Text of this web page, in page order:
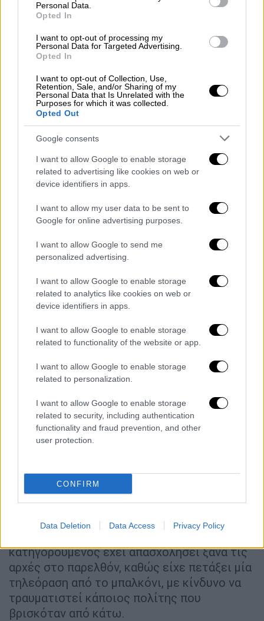
Personal Data.
Opted In
I want to opt-out of processing my
Personal Data for Targeted Advertising.
Opted In
I want to opt-out of Collection, Use,
Retention, Sale, and/or Sharing of my
Personal Data that Is Unrelated with the
Purposes for which it was collected.
Opted Out
Google consents
I want to allow Google to enable storage
related to advertising like cookies on web or
device identifiers in apps.
I want to allow my user data to be sent to
Google for online advertising purposes.
I want to allow Google to send me
personalized advertising.
I want to allow Google to enable storage
related to analytics like cookies on web or
device identifiers in apps.
I want to allow Google to enable storage
related to functionality of the website or app.
I want to allow Google to enable storage
related to personalization.
I want to allow Google to enable storage
related to security, including authentication
functionality and fraud prevention, and other
user protection.
CONFIRM
Data Deletion Data Access Privacy Policy
ώρα που το θύμα έβγαινε από το διαμέρισμά
του. Ο κατηγορούμενος αντιλήφθηκε τον
γείτονά του την ώρα που κατευθυνόταν προς
την έξοδο της πολυκατοικίας, άρπαξε μία
Όπως ανέφερε το θύμα στο δικαστήριο, ο
58χρονος του κατάφερε χτύπημα στο σώμα
του από το οποίο όμως δεν τραυματίστηκε
καθώς φορούσε ένα χοντρό
. Ο
ίδιος συνέχισε λέγοντας πως, μετά το
περιστατικό ο κατηγορούμενος επέστρεψε
στο διαμέρισμά του, γδύθηκε, βγήκε στο
μπαλκόνι και άρχισε να βρίζει, να φτύνει και
να βρέχει περαστικούς με το λάστιχο
Γείτονας των δύο διαδίκων κατέθεσε
Πλημμελειοδικείου Βόλουπως ολόκληρη η
γειτονιά αντιμετωπίζει προβλήματα με τον
58χρονος κάθεται όλη την ημέρα στο
μπαλκόνι με το ραδιόφωνο στο τέρμα ενώ
τον τελευταίο καιρό, έβαζε στο τέρμα την
ένταση και στο ράδιο του αυτοκινήτου.
Ο ίδιος μάρτυρας ανέφερε στο δικαστήριο
πως σε άλλες περιπτώσεις, ο 58χρονος
μαρσάρει» τη μηχανή του ή βάζει ηλεκτρική
ακούγεται να βρίζει και να απειλεί τη μητέρα
του.
Κατά τη διάρκεια τηςακροαματικής
κατηγορούμενος έχει απασχολήσει ξανά τις
αρχές στο παρελθόν, καθώς είχε πετάξει μία
τηλεόραση από το μπαλκόνι, με κίνδυνο να
τραυματιστεί κάποιος πολίτης που
βρισκόταν από κάτω.